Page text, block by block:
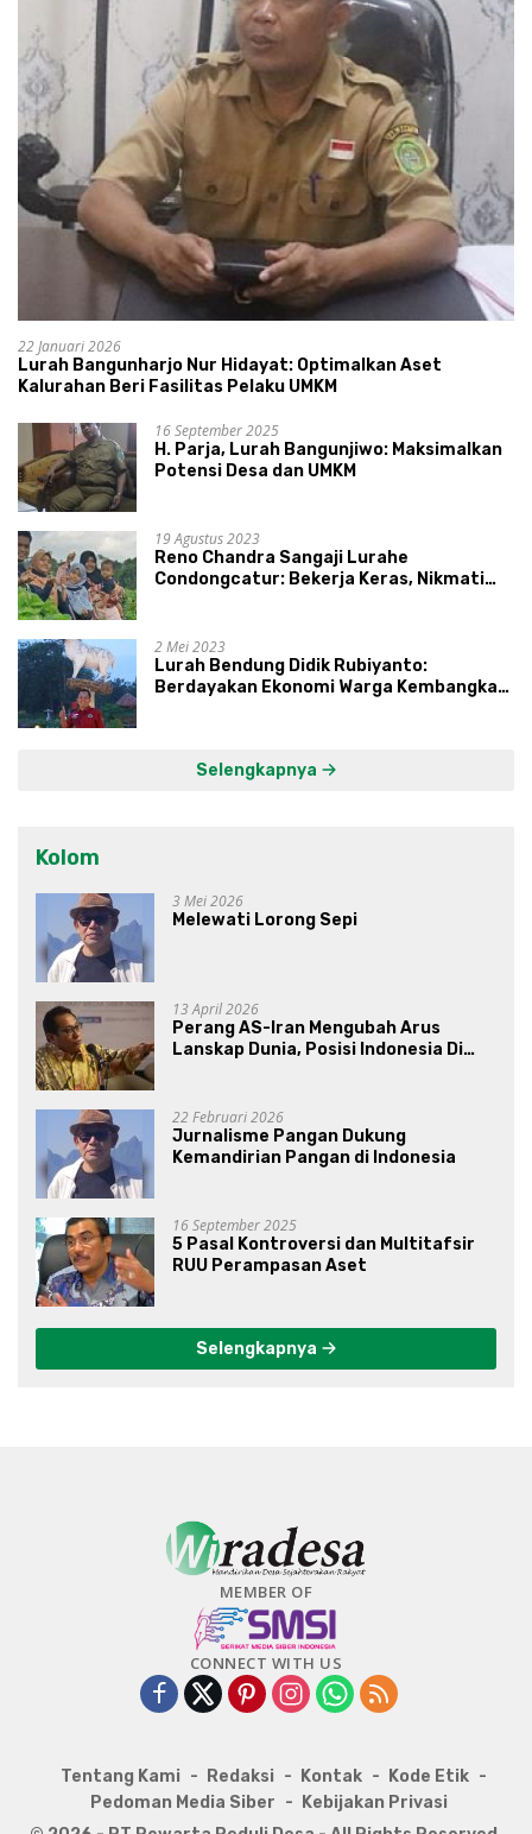
22 Januari 2026
Lurah Bangunharjo Nur Hidayat: Optimalkan Aset
Kalurahan Beri Fasilitas Pelaku UMKM
16 September 2025
H. Parja, Lurah Bangunjiwo: Maksimalkan
Potensi Desa dan UMKM
19 Agustus 2023
Reno Chandra Sangaji Lurahe
Condongcatur: Bekerja Keras, Nikmati
2 Mei 2023
Lurah Bendung Didik Rubiyanto:
Berdayakan Ekonomi Warga Kembangkan
Selengkapnya
Kolom
3 Mei 2026
Melewati Lorong Sepi
13 April 2026
Perang AS-Iran Mengubah Arus
Lanskap Dunia, Posisi Indonesia Di
22 Februari 2026
Jurnalisme Pangan Dukung
Kemandirian Pangan di Indonesia
16 September 2025
5 Pasal Kontroversi dan Multitafsir
RUU Perampasan Aset
Selengkapnya
MEMBER OF
CONNECT WITH US
Tentang Kami Redaksi Kontak
Kode Etik
Pedoman Media Siber
Kebijakan Privasi